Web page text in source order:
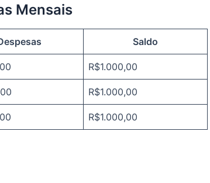
Mensais
Saldo
R$1.000,00
R$1.000,00
R$1.000,00